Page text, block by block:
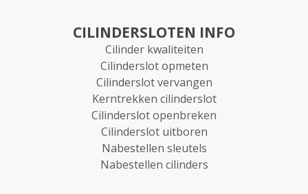
CILINDERSLOTEN INFO
Cilinder kwaliteiten
Cilinderslot opmeten
Cilinderslot vervangen
Kerntrekken cilinderslot
Cilinderslot openbreken
Cilinderslot uitboren
Nabestellen sleutels
Nabestellen cilinders